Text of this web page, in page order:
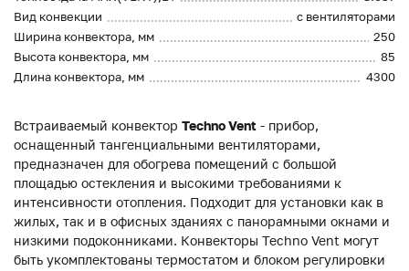
Вид конвекции
с вентиляторами
Ширина конвектора, мм
250
Высота конвектора, мм
85
Длина конвектора, мм
4300
Встраиваемый конвектор Techno Vent - прибор,
оснащенный тангенциальными вентиляторами,
предназначен для обогрева помещений с большой
площадью остекления и высокими требованиями к
интенсивности отопления. Подходит для установки как в
жилых, так и в офисных зданиях с панорамными окнами и
низкими подоконниками. Конвекторы Techno Vent могут
быть укомплектованы термостатом и блоком регулировки